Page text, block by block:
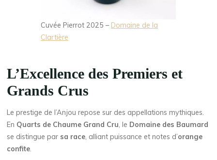
Cuvée Pierrot 2025 – Domaine de la
Clartière
L’Excellence des Premiers et
Grands Crus
Le prestige de l’Anjou repose sur des appellations mythiques.
En Quarts de Chaume Grand Cru, le Domaine des Baumard
se distingue par sa race, alliant puissance et notes d’orange
confite.